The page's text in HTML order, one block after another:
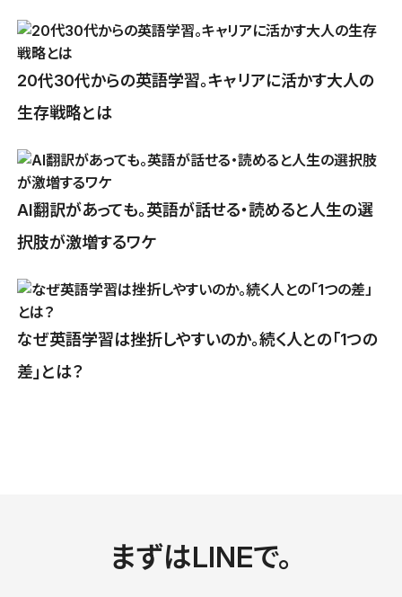
20代30代からの英語学習。キャリアに活かす大人の
生存戦略とは
AI翻訳があっても。英語が話せる・読めると人生の選
択肢が激増するワケ
なぜ英語学習は挫折しやすいのか。続く人との「1つの
差」とは？
まずはLINEで。